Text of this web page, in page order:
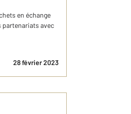
en échange
partenariats avec
28 février 2023